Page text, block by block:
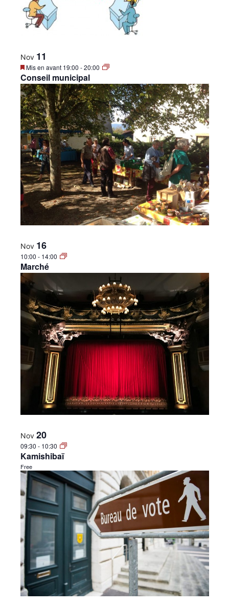
Canton
Genève
Nov 11
Mis en avant 19:00 -20:00
Conseil municipal
Nov 16
10:00 - 14:00
Marché
Nov 20
09:30 - 10:30
Kamishibaï
Free